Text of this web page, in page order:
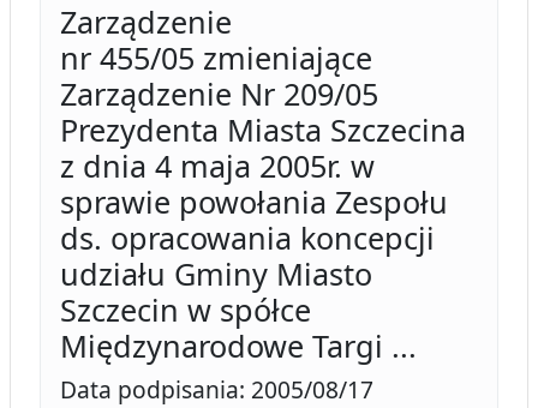
Zarządzenie
nr 455/05 zmieniające
Zarządzenie Nr 209/05
Prezydenta Miasta Szczecina
z dnia 4 maja 2005r. w
sprawie powołania Zespołu
ds. opracowania koncepcji
udziału Gminy Miasto
Szczecin w spółce
Międzynarodowe Targi ...
Data podpisania: 2005/08/17